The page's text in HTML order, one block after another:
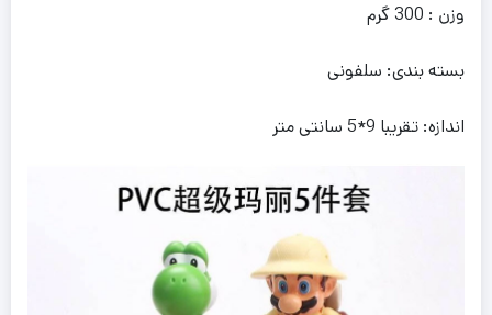
وزن : 300 گرم
بسته بندی: سلفونی
اندازه: تقریبا 9*5 سانتی متر